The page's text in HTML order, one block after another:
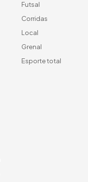
Futsal
Corridas
Local
Grenal
Esporte total